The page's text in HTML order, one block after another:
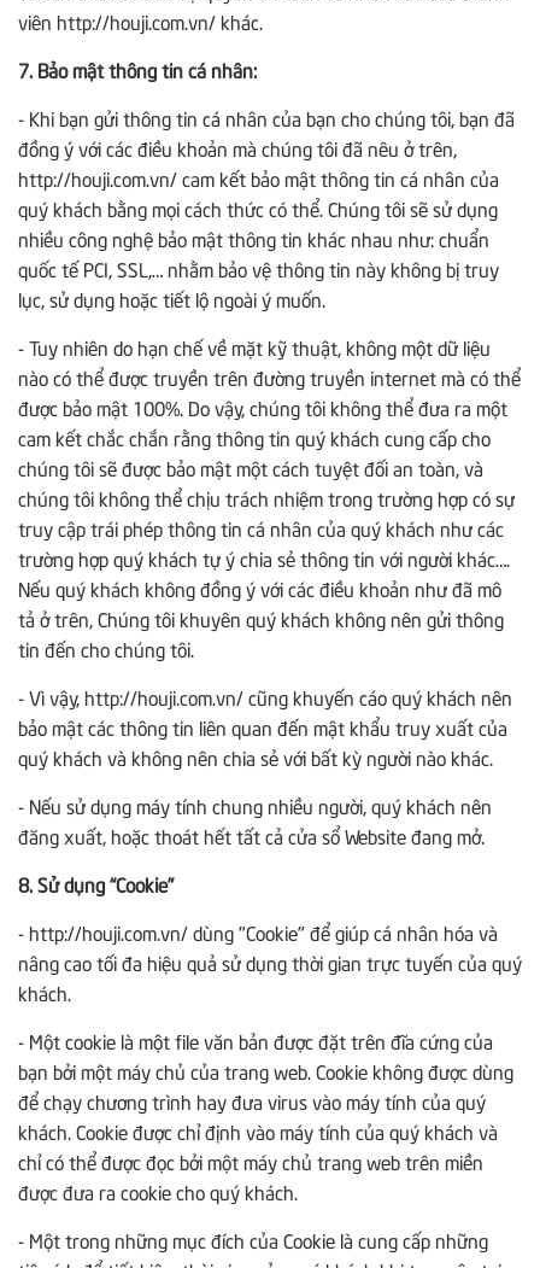
viên http://houji.com.vn/ khác.
7. Bảo mật thông tin cá nhân:
- Khi bạn gửi thông tin cá nhân của bạn cho chúng tôi, bạn đã
đồng ý với các điều khoản mà chúng tôi đã nêu ở trên,
http://houji.com.vn/ cam kết bảo mật thông tin cá nhân của
quý khách bằng mọi cách thức có thể. Chúng tôi sẽ sử dụng
nhiều công nghệ bảo mật thông tin khác nhau như: chuẩn
quốc tế PCI, SSL,… nhằm bảo vệ thông tin này không bị truy
lục, sử dụng hoặc tiết lộ ngoài ý muốn.
- Tuy nhiên do hạn chế về mặt kỹ thuật, không một dữ liệu
nào có thể được truyền trên đường truyền internet mà có thể
được bảo mật 100%. Do vậy, chúng tôi không thể đưa ra một
cam kết chắc chắn rằng thông tin quý khách cung cấp cho
chúng tôi sẽ được bảo mật một cách tuyệt đối an toàn, và
chúng tôi không thể chịu trách nhiệm trong trường hợp có sự
truy cập trái phép thông tin cá nhân của quý khách như các
trường hợp quý khách tự ý chia sẻ thông tin với người khác….
Nếu quý khách không đồng ý với các điều khoản như đã mô
tả ở trên, Chúng tôi khuyên quý khách không nên gửi thông
tin đến cho chúng tôi.
- Vì vậy, http://houji.com.vn/ cũng khuyến cáo quý khách nên
bảo mật các thông tin liên quan đến mật khẩu truy xuất của
quý khách và không nên chia sẻ với bất kỳ người nào khác.
- Nếu sử dụng máy tính chung nhiều người, quý khách nên
đăng xuất, hoặc thoát hết tất cả cửa sổ Website đang mở.
8. Sử dụng “Cookie”
- http://houji.com.vn/ dùng "Cookie" để giúp cá nhân hóa và
nâng cao tối đa hiệu quả sử dụng thời gian trực tuyến của quý
khách.
- Một cookie là một file văn bản được đặt trên đĩa cứng của
bạn bởi một máy chủ của trang web. Cookie không được dùng
để chạy chương trình hay đưa virus vào máy tính của quý
khách. Cookie được chỉ định vào máy tính của quý khách và
chỉ có thể được đọc bởi một máy chủ trang web trên miền
được đưa ra cookie cho quý khách.
- Một trong những mục đích của Cookie là cung cấp những